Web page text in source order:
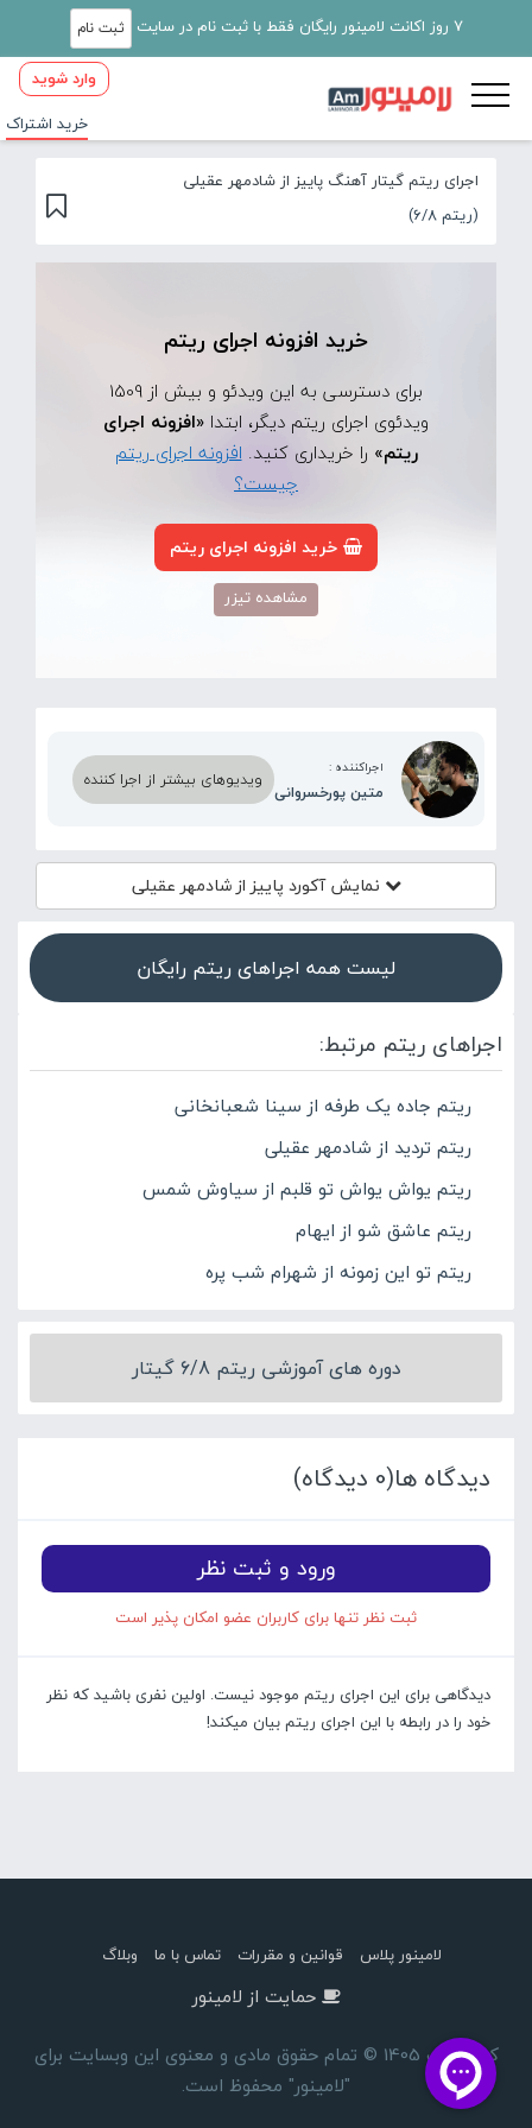
7 روز اکانت لامینور رایگان فقط با ثبت نام در سایت ثبت نام
وارد شوید
خرید اشتراک
اجرای ریتم گیتار آهنگ پاییز از شادمهر عقیلی
(ریتم 6/8)
خرید افزونه اجرای ریتم
برای دسترسی به این ویدئو و بیش از 1509
ویدئوی اجرای ریتم دیگر، ابتدا «افزونه اجرای
ریتم» را خریداری کنید.افزونه اجرای ریتم
چیست؟
خرید افزونه اجرای ریتم
مشاهده تیزر
اجراکننده :
متین پورخسروانی
ویدیوهای بیشتر از اجرا کننده
نمایش آکورد پاییز از شادمهر عقیلی
لیست همه اجراهای ریتم رایگان
اجراهای ریتم مرتبط:
ریتم جاده یک طرفه از سینا شعبانخانی
ریتم تردید از شادمهر عقیلی
ریتم یواش یواش تو قلبم از سیاوش شمس
ریتم عاشق شو از ایهام
ریتم تو این زمونه از شهرام شب پره
دوره های آموزشی ریتم 6/8 گیتار
دیدگاه ها(0 دیدگاه)
ورود و ثبت نظر
ثبت نظر تنها برای کاربران عضو امکان پذیر است
دیدگاهی برای این اجرای ریتم موجود نیست. اولین نفری باشید که نظر
خود را در رابطه با این اجرای ریتم بیان میکند!
لامینور پلاس قوانین و مقررات تماس با ما وبلاگ
حمایت از لامینور
کپی رایت 1405 © تمام حقوق مادی و معنوی این وبسایت برای
"لامینور" محفوظ است.